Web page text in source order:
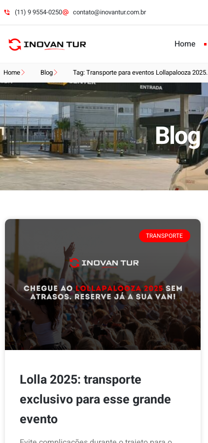
(11) 9 9554-0250 contato@inovantur.com.br
Home
Home Blog Tag: Transporte para eventos Lollapalooza 2025.
Blog
TRANSPORTE
Lolla 2025: transporte
exclusivo para esse grande
evento